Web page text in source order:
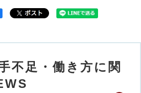
不足・働き方に関